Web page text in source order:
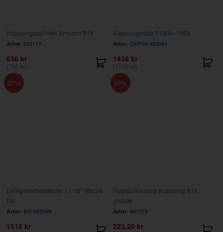
Kupplungszylinder Amazon B16
Artnr: 653117
636 kr
Kupplungssatz P1800 -1968
Artnr: CKP18-653094
1436 kr
20
Lenkgetriebeadapter 11/16"-36x3/4-
DD
Artnr: BU-052549
1516 kr
20
Hydraulikleitung Kupplung B16,
gerade
Artnr: 667079
223.20 kr